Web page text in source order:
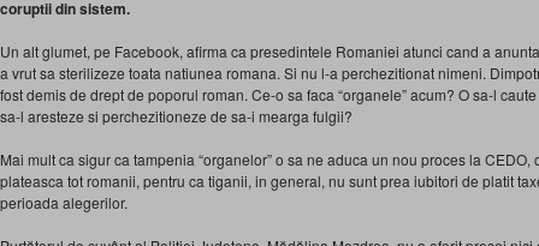
coruptii din sistem.
Un alt glumet, pe Facebook, afirma ca presedintele Romaniei atunci cand a
a vrut sa sterilizeze toata natiunea romana. Si nu l-a perchezitionat nimeni.
fost demis de drept de poporul roman. Ce-o sa faca “organele” acum? O sa-l
sa-l aresteze si perchezitioneze de sa-i mearga fulgii?
Mai mult ca sigur ca tampenia “organelor” o sa ne aduca un nou proces la
plateasca tot romanii, pentru ca tiganii, in general, nu sunt prea iubitori de platit
perioada alegerilor.